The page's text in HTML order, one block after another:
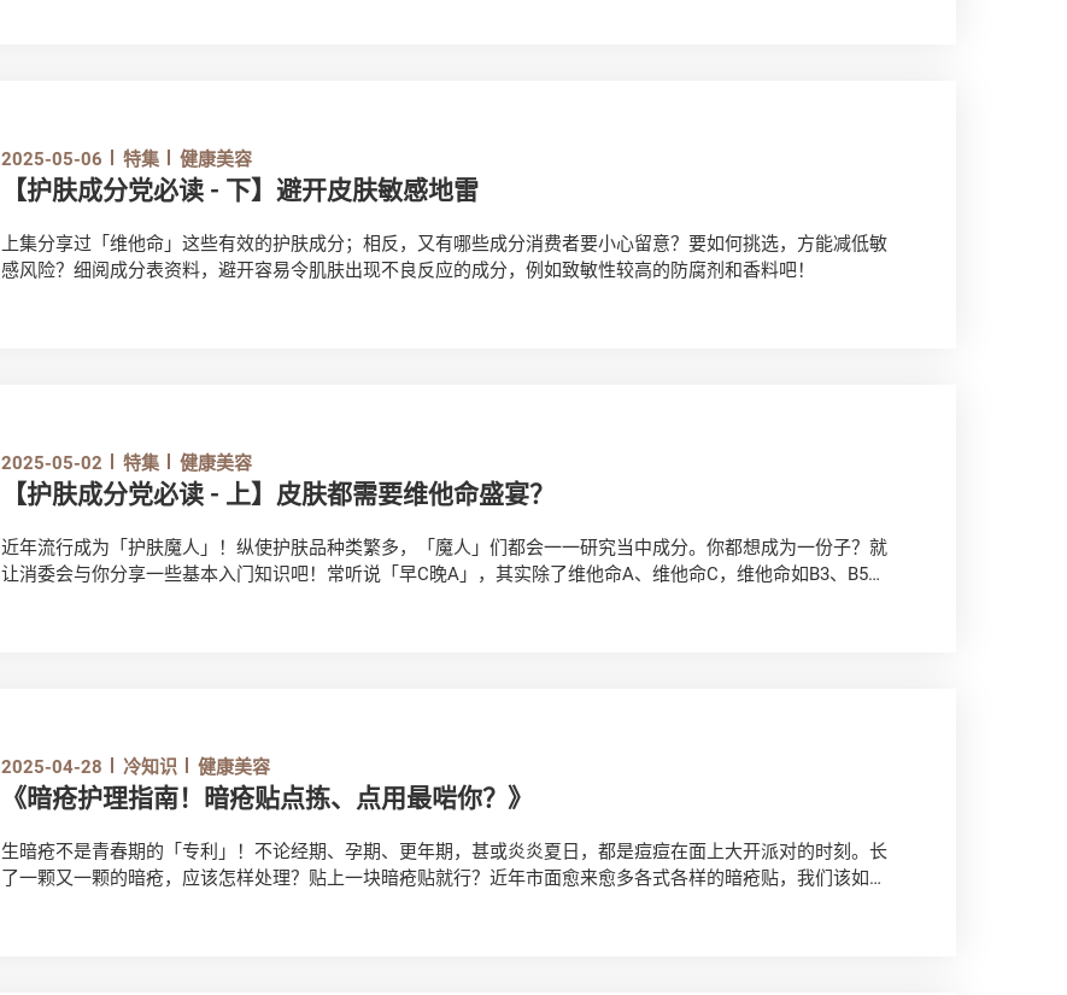
2025-05-06 特集 健康美容
【护肤成分党必读 - 下】避开皮肤敏感地雷
上集分享过「维他命」这些有效的护肤成分；相反，又有哪些成分消费者要小心留意？要如何挑选，方能减低敏
感风险？细阅成分表资料，避开容易令肌肤出现不良反应的成分，例如致敏性较高的防腐剂和香料吧！
2025-05-02 特集 健康美容
【护肤成分党必读 - 上】皮肤都需要维他命盛宴？
近年流行成为「护肤魔人」！纵使护肤品种类繁多，「魔人」们都会一一研究当中成分。你都想成为一份子？就
让消委会与你分享一些基本入门知识吧！常听说「早C晚A」，其实除了维他命A、维他命C，维他命如B3、B5、
2025-04-28 冷知识 健康美容
《暗疮护理指南！暗疮贴点拣、点用最啱你？》
生暗疮不是青春期的「专利」！不论经期、孕期、更年期，甚或炎炎夏日，都是痘痘在面上大开派对的时刻。长
了一颗又一颗的暗疮，应该怎样处理？贴上一块暗疮贴就行？近年市面愈来愈多各式各样的暗疮贴，我们该如何